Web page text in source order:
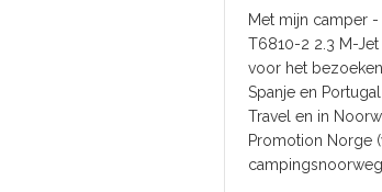
Met mijn camper
T6810-2 2.3 M-
voor het
Spanje en
Travel en in
Promotion Norge